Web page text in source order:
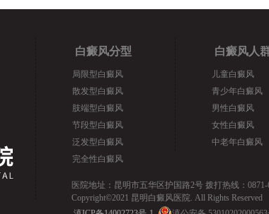
白癜风分型
局限型白癜风
散发型白癜风
肢端型白癜风
节段型白癜风
泛发型白癜风
完全性白癜风
白癜风人
儿童白癜风
青少年白癜风
男性白癜风
女性白癜风
中老年白癜风
医院地址：昆明市五华区护国路2号 拨打热线：0871-
Copyright©2021 昆明白癜风医院. All Rights Reserved